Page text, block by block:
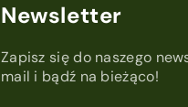
Newsletter
Zapisz się do naszego
mail i bądź na bieżąco!